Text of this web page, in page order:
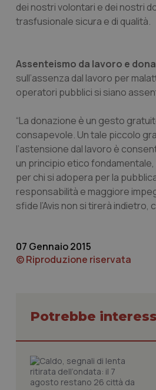
dei nostri volontari e dei nostri
trasfusionale sicura e di qualità.
Assenteismo da lavoro e
sull’assenza dal lavoro per
operatori pubblici si siano
“La donazione è un gesto
consapevole. Un tale piccolo
l’astensione dal lavoro è
un principio etico fondamentale,
per chi si adopera per la
responsabilità e maggiore
sfide l’Avis non si tirerà indietro,
07 Gennaio 2015
© Riproduzione riservata
Potrebbe